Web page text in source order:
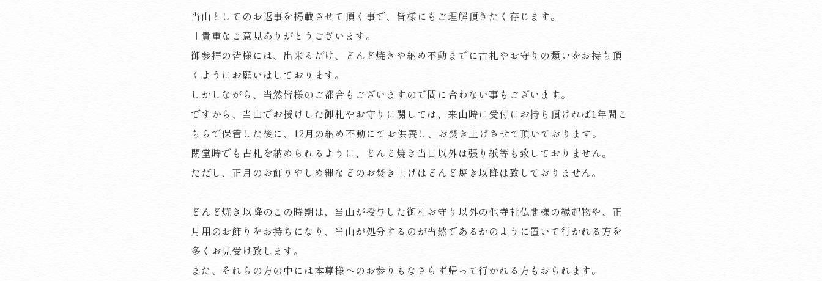
当山としてのお返事を掲載させて頂く事で、皆様にもご理解頂きたく存じます。
「貴重なご意見ありがとうございます。
御参拝の皆様には、出来るだけ、どんど焼きや納め不動までに古札やお守りの類いをお持ち頂
くようにお願いはしております。
しかしながら、当然皆様のご都合もございますので間に合わない事もございます。
ですから、当山でお授けした御札やお守りに関しては、来山時に受付にお持ち頂ければ1年間こ
ちらで保管した後に、12月の納め不動にてお供養し、お焚き上げさせて頂いております。
閉堂時でも古札を納められるように、どんど焼き当日以外は張り紙等も致しておりません。
ただし、正月のお飾りやしめ縄などのお焚き上げはどんど焼き以降は致しておりません。
どんど焼き以降のこの時期は、当山が授与した御札お守り以外の他寺社仏閣様の縁起物や、正
月用のお飾りをお持ちになり、当山が処分するのが当然であるかのように置いて行かれる方を
多くお見受け致します。
また、それらの方の中には本尊様へのお参りもなさらず帰って行かれる方もおられます。